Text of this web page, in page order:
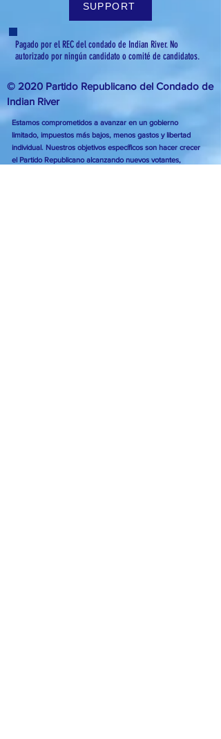
SUPPORT
Pagado por el REC del condado de Indian River. No
autorizado por ningún candidato o comité de candidatos.
© 2020 Partido Republicano del Condado de
Indian River
Estamos comprometidos a avanzar en un gobierno
limitado, impuestos más bajos, menos gastos y libertad
individual. Nuestros objetivos específicos son hacer crecer
el Partido Republicano alcanzando nuevos votantes,